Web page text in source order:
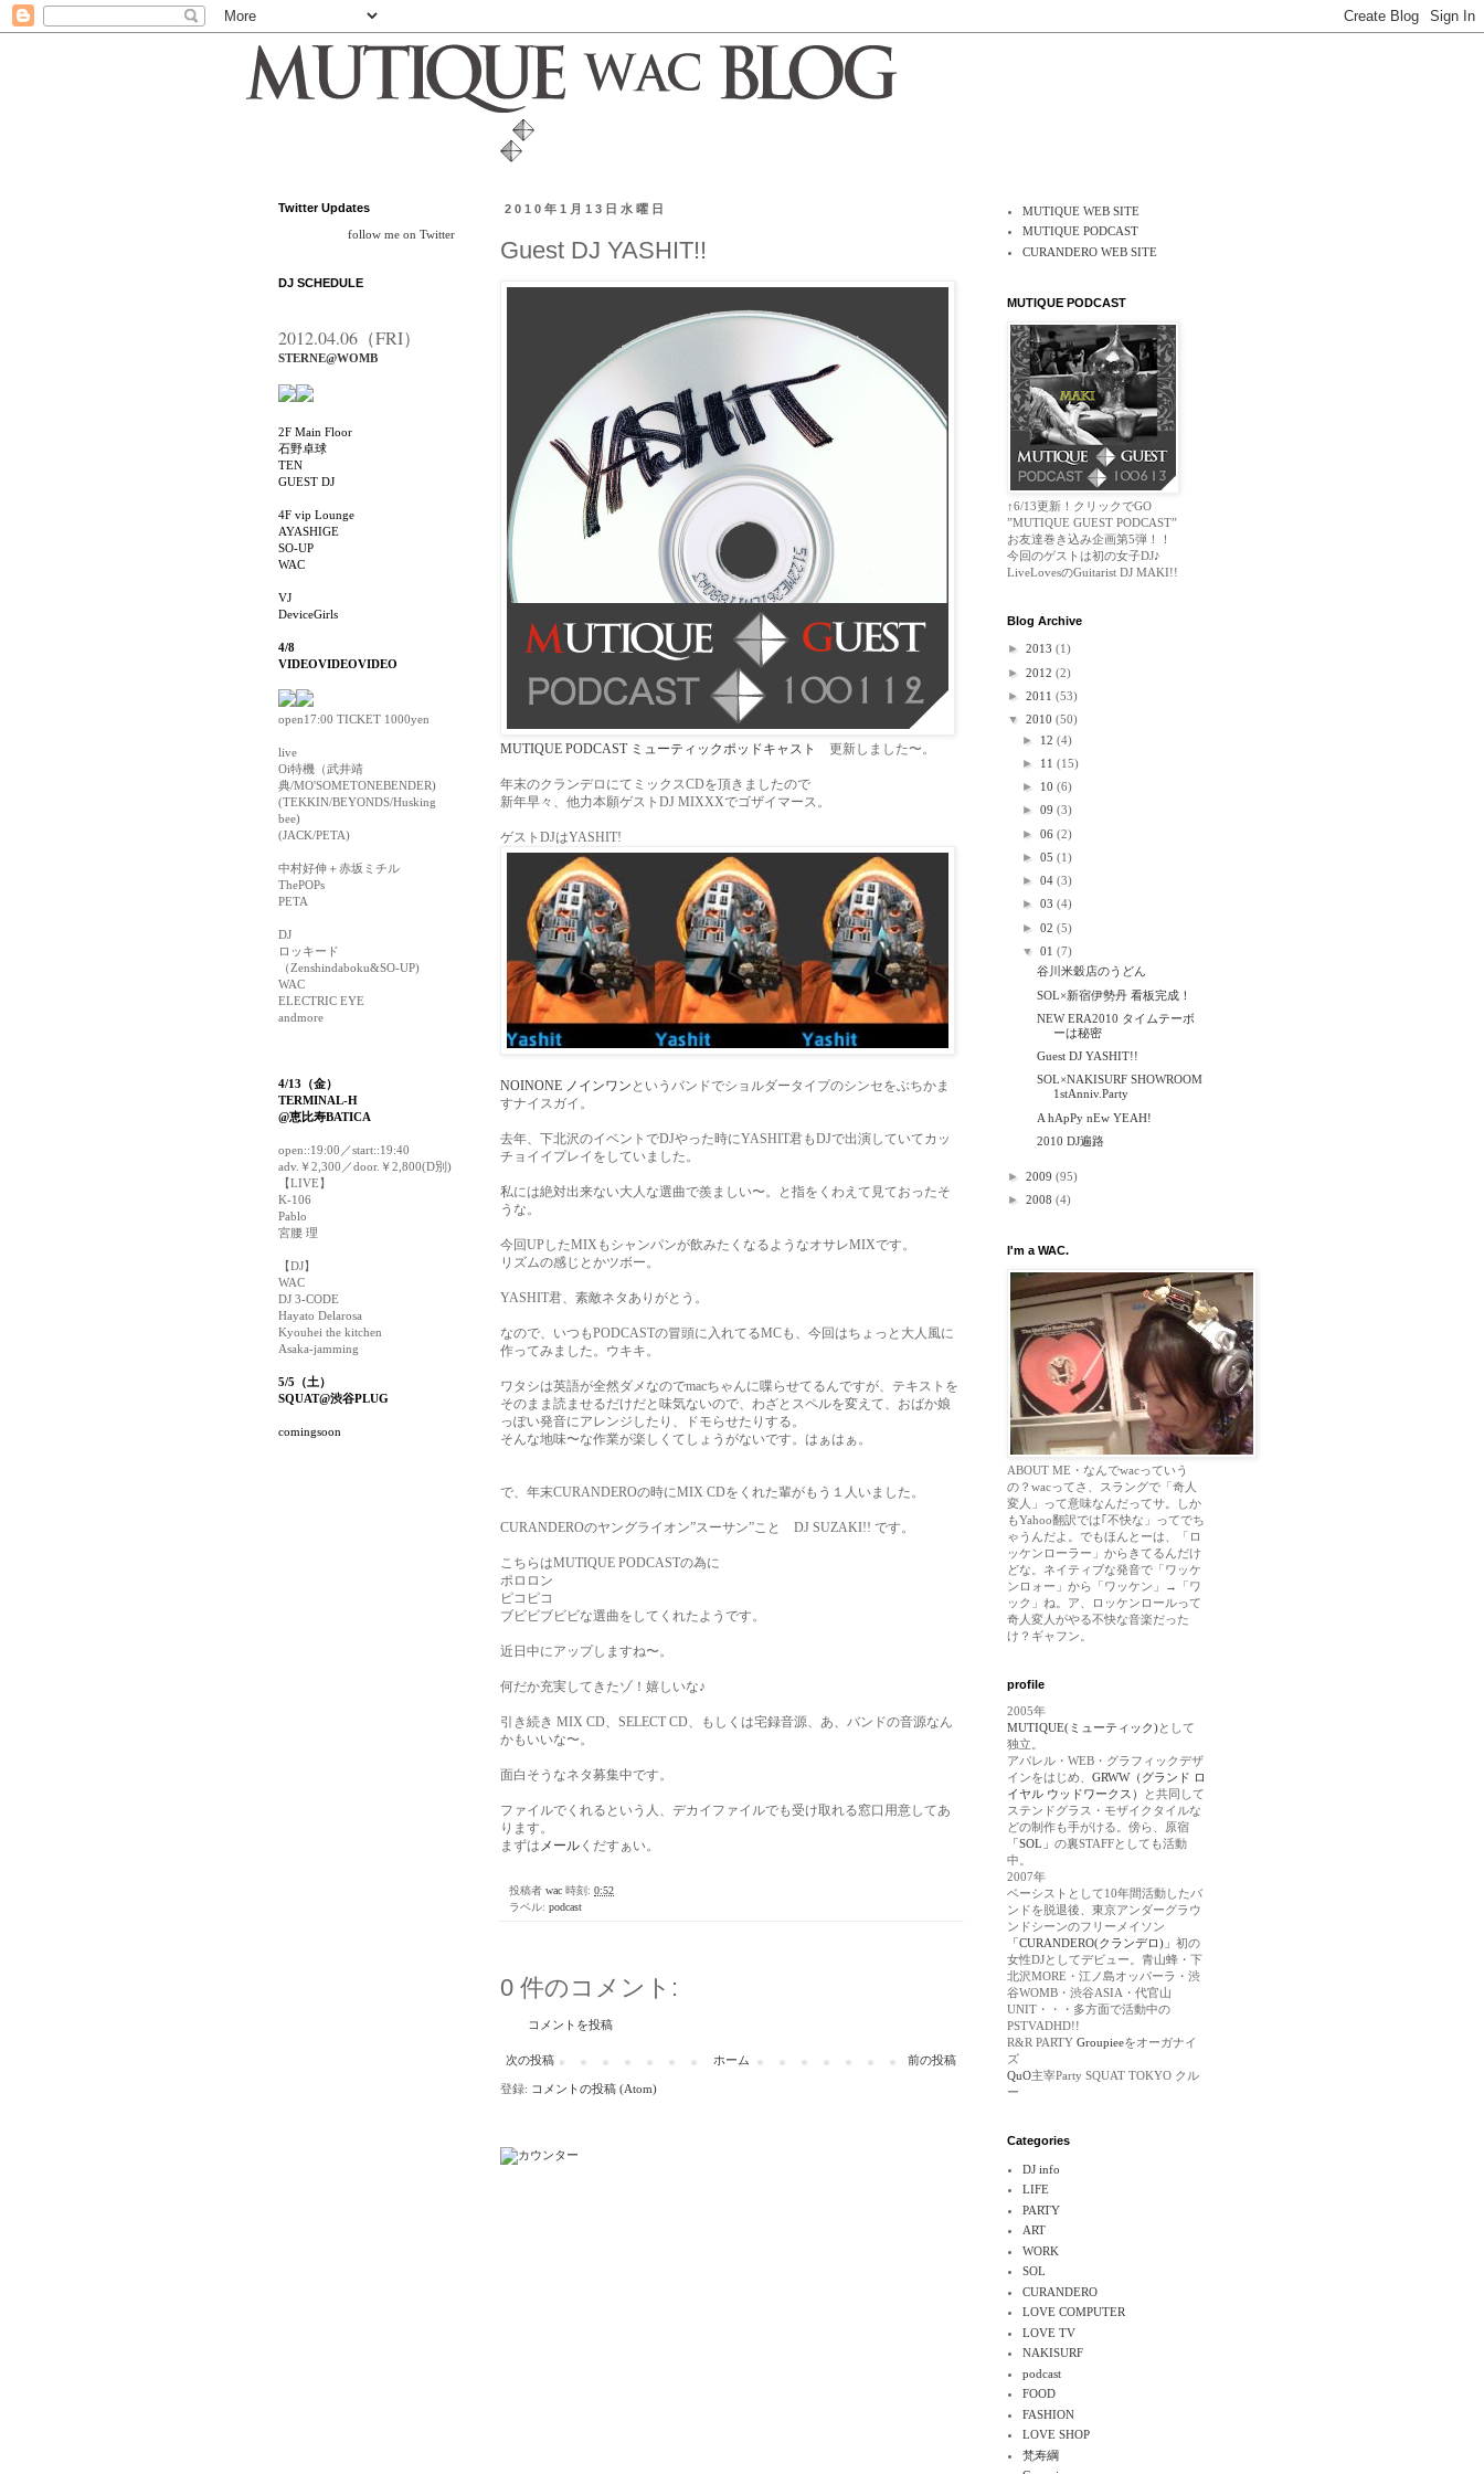
2010年1月13日水曜日
Guest DJ YASHIT!!
MUTIQUE PODCAST ミューティックポッドキャスト 更新しました〜。
年末のクランデロにてミックスCDを頂きましたので
新年早々、他力本願ゲストDJ MIXXXでゴザイマース。
ゲストDJはYASHIT!
NOINONE ノインワン というバンドでショルダータイプのシンセをぶちかま
すナイスガイ。
去年、下北沢のイベントでDJやった時にYASHIT君もDJで出演していてカッ
チョイイプレイをしていました。
私には絶対出来ない大人な選曲で羨ましい〜。と指をくわえて見ておったそ
うな。
今回UPしたMIXもシャンパンが飲みたくなるようなオサレMIXです。
リズムの感じとかツボー。
YASHIT君、素敵ネタありがとう。
なので、いつもPODCASTの冒頭に入れてるMCも、今回はちょっと大人風に
作ってみました。ウキキ。
ワタシは英語が全然ダメなのでmacちゃんに喋らせてるんですが、テキストを
そのまま読ませるだけだと味気ないので、わざとスペルを変えて、おばか娘
っぽい発音にアレンジしたり、ドモらせたりする。
そんな地味〜な作業が楽しくてしょうがないです。はぁはぁ。
で、年末CURANDEROの時にMIX CDをくれた輩がもう１人いました。
CURANDEROのヤングライオン”スーサン”こと DJ SUZAKI!! です。
こちらはMUTIQUE PODCASTの為に
ポロロン
ピコピコ
ブビビブビビな選曲をしてくれたようです。
近日中にアップしますね〜。
何だか充実してきたゾ！嬉しいな♪
引き続き MIX CD、SELECT CD、もしくは宅録音源、あ、バンドの音源なん
かもいいな〜。
面白そうなネタ募集中です。
ファイルでくれるという人、デカイファイルでも受け取れる窓口用意してあ
ります。
まずは メール くだすぁい。
投稿者 wac 時刻: 0:52
ラベル: podcast
0 件のコメント:
コメントを投稿
次の投稿 前の投稿
ホーム
登録: コメントの投稿 (Atom)
Twitter Updates
follow me on Twitter
DJ SCHEDULE
2012.04.06（FRI）
STERNE@WOMB
2F Main Floor
石野卓球
TEN
GUEST DJ
4F vip Lounge
AYASHIGE
SO-UP
WAC
VJ
DeviceGirls
4/8
VIDEOVIDEOVIDEO
open17:00 TICKET 1000yen
live
Oi特機（武井靖
典/MO'SOMETONEBENDER)
(TEKKIN/BEYONDS/Husking
bee)
(JACK/PETA)
中村好伸＋赤坂ミチル
ThePOPs
PETA
DJ
ロッキード
（Zenshindaboku&SO-UP)
WAC
ELECTRIC EYE
andmore
4/13（金）
TERMINAL-H
@恵比寿BATICA
open::19:00／start::19:40
adv.￥2,300／door.￥2,800(D別)
【LIVE】
K-106
Pablo
宮腰 理
【DJ】
WAC
DJ 3-CODE
Hayato Delarosa
Kyouhei the kitchen
Asaka-jamming
5/5（土）
SQUAT@渋谷PLUG
comingsoon
MUTIQUE WEB SITE
MUTIQUE PODCAST
CURANDERO WEB SITE
MUTIQUE PODCAST
↑6/13更新！クリックでGO
”MUTIQUE GUEST PODCAST”
お友達巻き込み企画第5弾！！
今回のゲストは初の女子DJ♪
LiveLovesのGuitarist DJ MAKI!!
Blog Archive
► 2013 (1)
► 2012 (2)
► 2011 (53)
▼ 2010 (50)
► 12(4)
► 11(15)
► 10(6)
►09(3)
►06(2)
►05(1)
►04(3)
►03(4)
►02(5)
▼01(7)
谷川米穀店のうどん
SOL×新宿伊勢丹 看板完成！
NEW ERA2010 タイムテーボ
ーは秘密
Guest DJ YASHIT!!
SOL×NAKISURF SHOWROOM
1stAnniv.Party
A hApPy nEw YEAH!
2010 DJ遍路
► 2009 (95)
► 2008 (4)
I'm a WAC.
ABOUT ME・なんでwacっていう
の？wacってさ、スラングで「奇人
変人」って意味なんだってサ。しか
もYahoo翻訳では｢不快な」ってでち
ゃうんだよ。でもほんとーは、「ロ
ッケンローラー」からきてるんだけ
どな。ネイティブな発音で「ワッケ
ンロォー」から「ワッケン」→「ワ
ック」ね。ア、ロッケンロールって
奇人変人がやる不快な音楽だった
け？ギャフン。
profile
2005年
MUTIQUE(ミューティック)として
独立。
アパレル・WEB・グラフィックデザ
インをはじめ、 GRWW（グランド ロ
イヤル ウッドワークス）
と共同して
ステンドグラス・モザイクタイルな
どの制作も手がける。傍ら、原宿
「SOL」 の裏STAFFとしても活動
中。
2007年
ベーシストとして10年間活動したバ
ンドを脱退後、東京アンダーグラウ
ンドシーンのフリーメイソン
「CURANDERO(クランデロ)」 初の
女性DJとしてデビュー。青山蜂・下
北沢MORE・江ノ島オッパーラ・渋
谷WOMB・渋谷ASIA・代官山
UNIT・・・多方面で活動中の
PSTVADHD!!
R&R PARTY Groupieeをオーガナイ
ズ
QuO主宰Party SQUAT TOKYO クル
ー
Categories
DJ info
LIFE
PARTY
ART
WORK
SOL
CURANDERO
LOVE COMPUTER
LOVE TV
NAKISURF
podcast
FOOD
FASHION
LOVE SHOP
梵寿綱